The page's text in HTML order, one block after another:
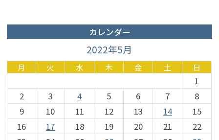
カレンダー
2022年5月
月 火 水 木 金 土 日
1
2
3 4 5 6 7
8
9
10 11 12 13 14
15
16
17 18 19 20 21
22